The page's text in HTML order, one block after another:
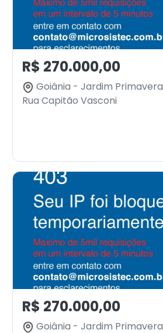
R$ 270.000,00
Goiânia - Jardim Primavera
Rua Capitão Vasconi
R$ 270.000,00
Goiânia - Jardim Primavera